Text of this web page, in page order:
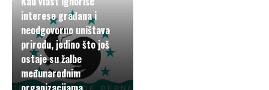
interese građana i
neodgovorno uništava
prirodu, jedino što još
ostaje su žalbe
međunarodnim